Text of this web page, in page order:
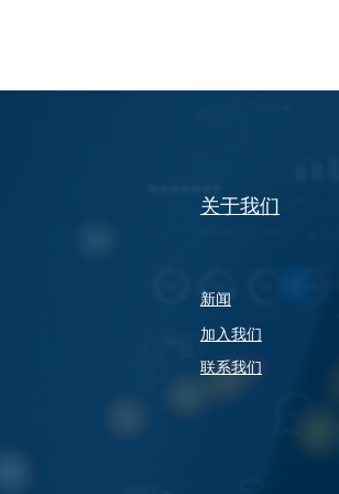
​关于我们
新闻
加入我们
联系我们